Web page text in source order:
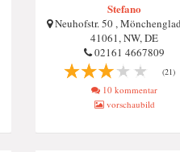
Stefano
Neuhofstr. 50 ,
41061, NW, DE
02161 4667809
(21)
10 kommentar
vorschaubild